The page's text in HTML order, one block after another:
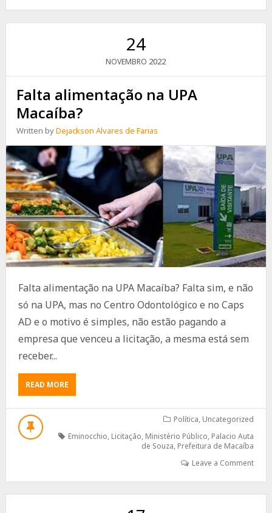
24
NOVEMBRO 2022
Falta alimentação na UPA
Macaíba?
Written byDejackson Alvares de Farias
Falta alimentação na UPA Macaíba? Falta sim, e não
só na UPA, mas no Centro Odontológico e no Caps
AD e o motivo é simples, não estão pagando a
empresa que venceu a licitação, a mesma está sem
receber...
READ MOREABOUT
FALTA
ALIMENTAÇÃO
MACAÍBA?
Política, Uncategorized
Eminocchio, Licitação, Ministério Público, Palacio Auta
de Souza, Prefeitura de Macaíba
Leave a Comment